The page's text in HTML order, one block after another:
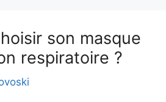
son masque
respiratoire ?